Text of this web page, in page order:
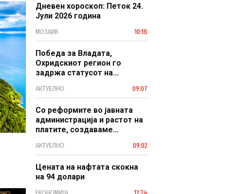
Дневен хороскоп: Петок 24.
Јули 2026 година
МОЗАИК 10:18
Победа за Владата,
Охридскиот регион го
задржа статусот на
наследство
АКТУЕЛНО 09:07
Со реформите во јавната
администрација и растот на
платите, создаваме
модерен јавен сектор
АКТУЕЛНО 09:02
Цената на нафтата скокна
на 94 долари